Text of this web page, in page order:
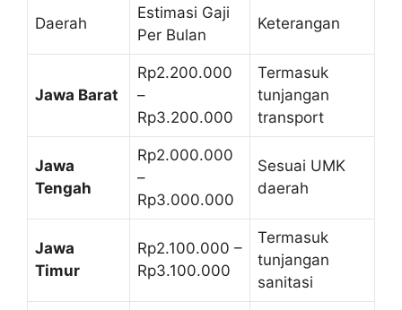
Daerah
Estimasi Gaji
Per Bulan
Keterangan
Jawa Barat
Rp2.200.000
–
Rp3.200.000
Termasuk
tunjangan
transport
Jawa
Tengah
Rp2.000.000
–
Rp3.000.000
Sesuai UMK
daerah
Jawa
Timur
Rp2.100.000 –
Rp3.100.000
Termasuk
tunjangan
sanitasi